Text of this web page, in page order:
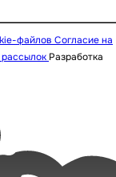
файлов Согласие на
Разработка